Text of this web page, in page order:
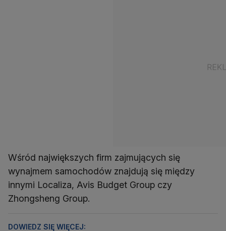
Wśród największych firm zajmujących się
wynajmem samochodów znajdują się między
innymi Localiza, Avis Budget Group czy
Zhongsheng Group.
DOWIEDZ SIĘ WIĘCEJ: